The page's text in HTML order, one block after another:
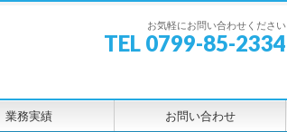
お気軽にお問い合わせください
TEL 0799-85-2334
業務実績 お問い合わせ